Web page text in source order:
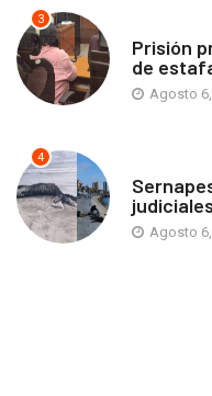
3
Prisión
de
Agosto
4
Agosto